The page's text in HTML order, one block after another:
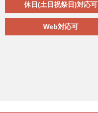
休日(土日祝祭日)対応可
Web対応可